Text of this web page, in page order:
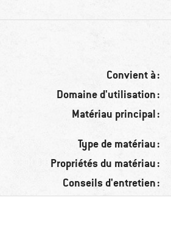
Convient à :
Domaine d'utilisation :
Matériau principal :
Type de matériau :
Propriétés du matériau :
Conseils d'entretien :